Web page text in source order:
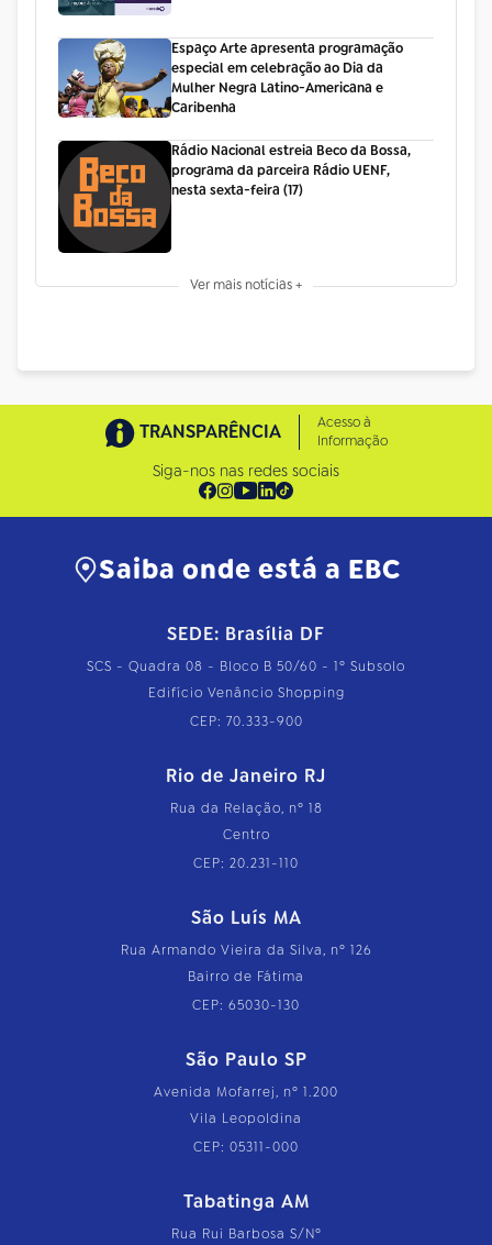
Espaço Arte apresenta programação
especial em celebração ao Dia da
Mulher Negra Latino-Americana e
Caribenha
Rádio Nacional estreia Beco da Bossa,
programa da parceira Rádio UENF,
nesta sexta-feira (17)
Ver mais notícias +
TRANSPARÊNCIA
Acesso à
Informação
Siga-nos nas redes sociais
Saiba onde está a EBC
SEDE: Brasília DF
SCS - Quadra 08 - Bloco B 50/60 - 1º Subsolo
Edifício Venâncio Shopping
CEP: 70.333-900
Rio de Janeiro RJ
Rua da Relação, nº 18
Centro
CEP: 20.231-110
São Luís MA
Rua Armando Vieira da Silva, nº 126
Bairro de Fátima
CEP: 65030-130
São Paulo SP
Avenida Mofarrej, nº 1.200
Vila Leopoldina
CEP: 05311-000
Tabatinga AM
Rua Rui Barbosa S/Nº